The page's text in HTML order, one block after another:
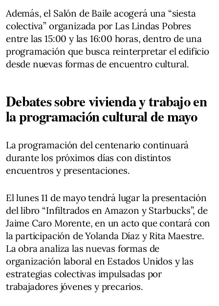
Además, el Salón de Baile acogerá una “siesta
colectiva” organizada por Las Lindas Pobres
entre las 15:00 y las 16:00 horas, dentro de una
programación que busca reinterpretar el edificio
desde nuevas formas de encuentro cultural.
Debates sobre vivienda y trabajo en
la programación cultural de mayo
La programación del centenario continuará
durante los próximos días con distintos
encuentros y presentaciones.
El lunes 11 de mayo tendrá lugar la presentación
del libro “Infiltrados en Amazon y Starbucks”, de
Jaime Caro Morente, en un acto que contará con
la participación de Yolanda Díaz y Rita Maestre.
La obra analiza las nuevas formas de
organización laboral en Estados Unidos y las
estrategias colectivas impulsadas por
trabajadores jóvenes y precarios.